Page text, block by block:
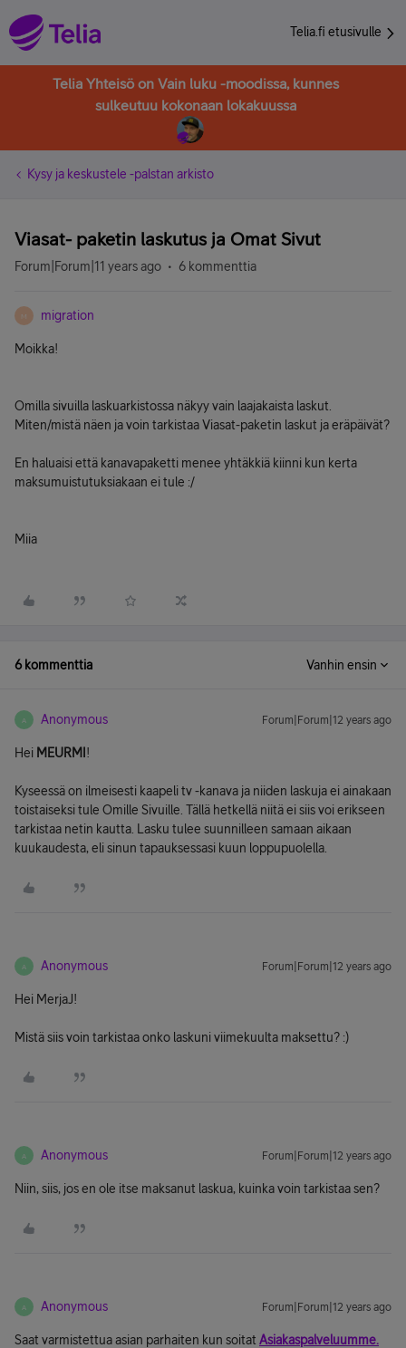
Telia.fi etusivulle
Telia Yhteisö on Vain luku -moodissa, kunnes
sulkeutuu kokonaan lokakuussa
Kysy ja keskustele -palstan arkisto
Viasat- paketin laskutus ja Omat Sivut
Forum|Forum|11 years ago 6 kommenttia
M migration
Moikka!
Omilla sivuilla laskuarkistossa näkyy vain laajakaista laskut.
Miten/mistä näen ja voin tarkistaa Viasat-paketin laskut ja eräpäivät?
En haluaisi että kanavapaketti menee yhtäkkiä kiinni kun kerta
maksumuistutuksiakaan ei tule :/
Miia
6 kommenttia Vanhin ensin
A Anonymous Forum|Forum|12 years ago
Hei MEURMI !
Kyseessä on ilmeisesti kaapeli tv -kanava ja niiden laskuja ei ainakaan
toistaiseksi tule Omille Sivuille. Tällä hetkellä niitä ei siis voi erikseen
tarkistaa netin kautta. Lasku tulee suunnilleen samaan aikaan
kuukaudesta, eli sinun tapauksessasi kuun loppupuolella.
A Anonymous Forum|Forum|12 years ago
Hei MerjaJ!
Mistä siis voin tarkistaa onko laskuni viimekuulta maksettu? :)
A Anonymous Forum|Forum|12 years ago
Niin, siis, jos en ole itse maksanut laskua, kuinka voin tarkistaa sen?
A Anonymous Forum|Forum|12 years ago
Saat varmistettua asian parhaiten kun soitat Asiakaspalveluumme.